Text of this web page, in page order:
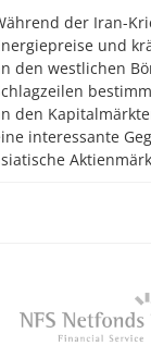
der Iran-
und
den westlichen
den
interessante